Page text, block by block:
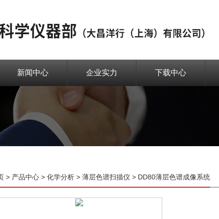
新闻中心 企业实力 下载中心
> 产品中心> 化学分析> 薄层色谱扫描仪 > DD80薄层色谱成像系统